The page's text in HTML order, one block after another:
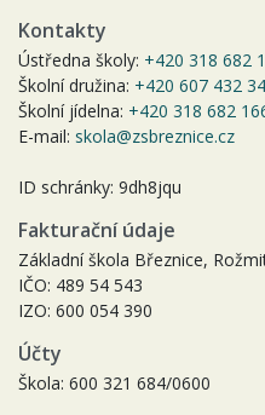
Kontakty
Ústředna školy: +420 318 682
Školní družina: +420 607 432
Školní jídelna: +420 318 682
E-mail: skola@zsbreznice.cz
ID schránky: 9dh8jqu
Fakturační údaje
Základní škola Březnice,
IČO: 489 54 543
IZO: 600 054 390
Účty
Škola: 600 321 684/0600